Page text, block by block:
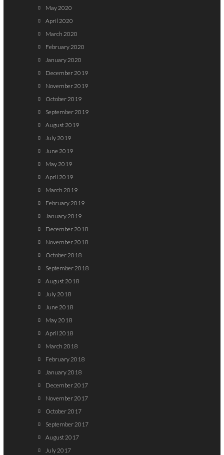
May 2020
April 2020
March 2020
February 2020
January 2020
December 2019
November 2019
October 2019
September 2019
August 2019
July 2019
June 2019
May 2019
April 2019
March 2019
February 2019
January 2019
December 2018
November 2018
October 2018
September 2018
August 2018
July 2018
June 2018
May 2018
April 2018
March 2018
February 2018
January 2018
December 2017
November 2017
October 2017
September 2017
August 2017
July 2017